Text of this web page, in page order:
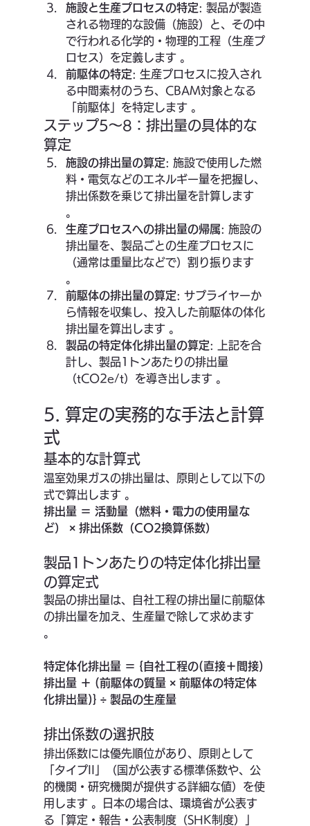
施設と生産プロセスの特定: 製品が製造
される物理的な設備（施設）と、その中
で行われる化学的・物理的工程（生産プ
ロセス）を定義します 。
前駆体の特定: 生産プロセスに投入され
る中間素材のうち、CBAM対象となる
「前駆体」を特定します 。
ステップ5〜8：排出量の具体的な
算定
施設の排出量の算定: 施設で使用した燃
料・電気などのエネルギー量を把握し、
排出係数を乗じて排出量を計算します
。
生産プロセスへの排出量の帰属: 施設の
排出量を、製品ごとの生産プロセスに
（通常は重量比などで）割り振ります
。
前駆体の排出量の算定: サプライヤーか
ら情報を収集し、投入した前駆体の体化
排出量を算出します 。
製品の特定体化排出量の算定: 上記を合
計し、製品1トンあたりの排出量
（tCO2e/t）を導き出します 。
5. 算定の実務的な手法と計算
式
基本的な計算式
温室効果ガスの排出量は、原則として以下の
式で算出します 。
排出量 ＝ 活動量（燃料・電力の使用量な
ど） × 排出係数（CO2換算係数）
製品1トンあたりの特定体化排出量
の算定式
製品の排出量は、自社工程の排出量に前駆体
の排出量を加え、生産量で除して求めます
。
特定体化排出量 ＝ {自社工程の(直接＋間接)
排出量 ＋ (前駆体の質量 × 前駆体の特定体
化排出量)} ÷ 製品の生産量
排出係数の選択肢
排出係数には優先順位があり、原則として
「タイプII」（国が公表する標準係数や、公
的機関・研究機関が提供する詳細な値）を使
用します 。日本の場合は、環境省が公表す
る「算定・報告・公表制度（SHK制度）」